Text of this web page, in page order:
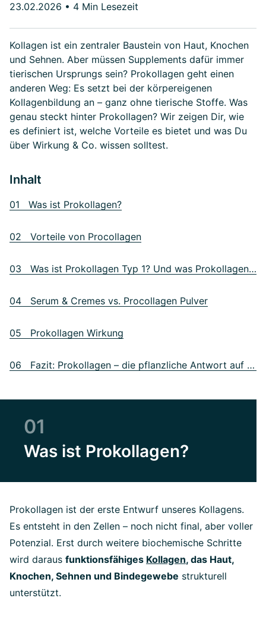
23.02.2026 • 4 Min Lesezeit
Kollagen ist ein zentraler Baustein von Haut, Knochen
und Sehnen. Aber müssen Supplements dafür immer
tierischen Ursprungs sein? Prokollagen geht einen
anderen Weg: Es setzt bei der körpereigenen
Kollagenbildung an – ganz ohne tierische Stoffe. Was
genau steckt hinter Prokollagen? Wir zeigen Dir, wie
es definiert ist, welche Vorteile es bietet und was Du
über Wirkung & Co. wissen solltest.
Inhalt
01 Was ist Prokollagen?
02 Vorteile von Procollagen
03 Was ist Prokollagen Typ 1? Und was Prokollagen-I-Propeptid?
04 Serum & Cremes vs. Procollagen Pulver
05 Prokollagen Wirkung
06 Fazit: Prokollagen – die pflanzliche Antwort auf Kollagen
01
Was ist Prokollagen?
Prokollagen ist der erste Entwurf unseres Kollagens.
Es entsteht in den Zellen – noch nicht final, aber voller
Potenzial. Erst durch weitere biochemische Schritte
wird daraus funktionsfähiges Kollagen, das Haut,
Knochen, Sehnen und Bindegewebe strukturell
unterstützt.